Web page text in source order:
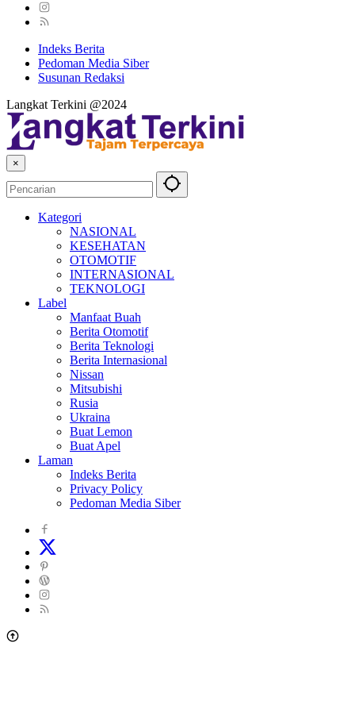
Indeks Berita
Pedoman Media Siber
Susunan Redaksi
Langkat Terkini @2024
×
Kategori
NASIONAL
KESEHATAN
OTOMOTIF
INTERNASIONAL
TEKNOLOGI
Label
Manfaat Buah
Berita Otomotif
Berita Teknologi
Berita Internasional
Nissan
Mitsubishi
Rusia
Ukraina
Buat Lemon
Buat Apel
Laman
Indeks Berita
Privacy Policy
Pedoman Media Siber